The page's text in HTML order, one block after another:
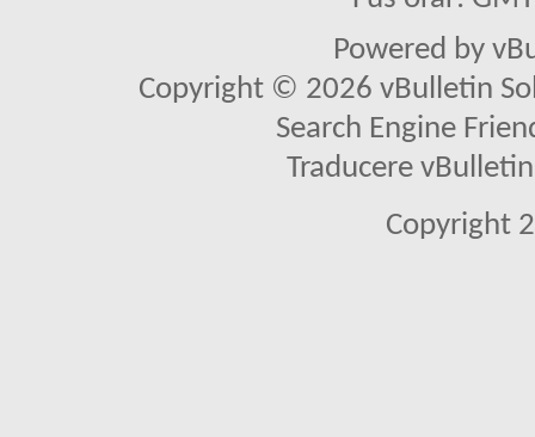
Powered by
Copyright © 2026 vBulletin
Search Engine
Traducere
Copyright